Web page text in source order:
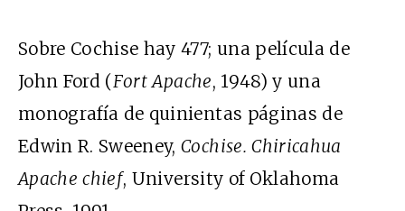
Sobre Cochise hay 477; una película de
John Ford (Fort Apache, 1948) y una
monografía de quinientas páginas de
Edwin R. Sweeney,Cochise. Chiricahua
Apache chief, University of Oklahoma